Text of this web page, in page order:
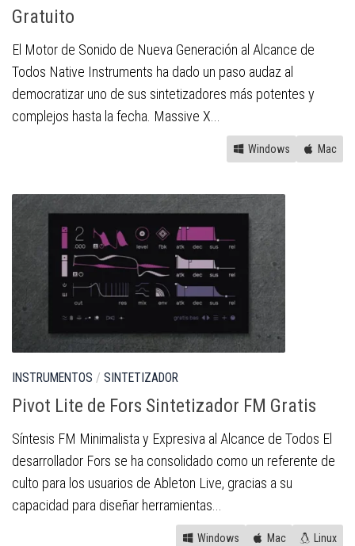
Gratuito
El Motor de Sonido de Nueva Generación al Alcance de
Todos Native Instruments ha dado un paso audaz al
democratizar uno de sus sintetizadores más potentes y
complejos hasta la fecha. Massive X...
Windows Mac
INSTRUMENTOS / SINTETIZADOR
Pivot Lite de Fors Sintetizador FM Gratis
Síntesis FM Minimalista y Expresiva al Alcance de Todos El
desarrollador Fors se ha consolidado como un referente de
culto para los usuarios de Ableton Live, gracias a su
capacidad para diseñar herramientas...
Windows Mac Linux